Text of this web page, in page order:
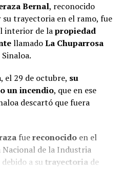
Bernal, reconocido
su trayectoria en el ramo, fue
interior de lapropiedad
llamadoLa Chuparrosa
, el 29 de octubre, su
un incendio, que en ese
descartó que fuera
fuereconocidoen el
Nacional de la Industria
debido a su trayectoria de